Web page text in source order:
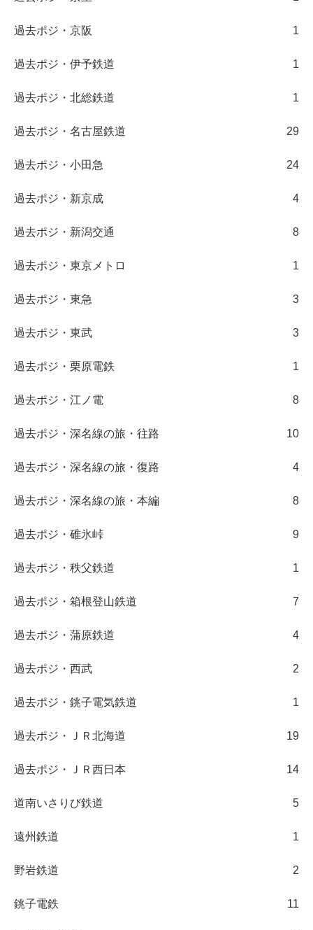
過去ポジ・京阪 1
過去ポジ・伊予鉄道 1
過去ポジ・北総鉄道 1
過去ポジ・名古屋鉄道 29
過去ポジ・小田急 24
過去ポジ・新京成 4
過去ポジ・新潟交通 8
過去ポジ・東京メトロ 1
過去ポジ・東急 3
過去ポジ・東武 3
過去ポジ・栗原電鉄 1
過去ポジ・江ノ電 8
過去ポジ・深名線の旅・往路 10
過去ポジ・深名線の旅・復路 4
過去ポジ・深名線の旅・本編 8
過去ポジ・碓氷峠 9
過去ポジ・秩父鉄道 1
過去ポジ・箱根登山鉄道 7
過去ポジ・蒲原鉄道 4
過去ポジ・西武 2
過去ポジ・銚子電気鉄道 1
過去ポジ・ＪＲ北海道 19
過去ポジ・ＪＲ西日本 14
道南いさりび鉄道 5
遠州鉄道 1
野岩鉄道 2
銚子電鉄 11